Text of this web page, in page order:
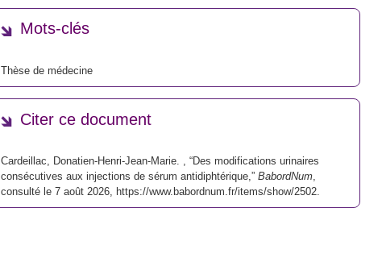
Mots-clés
Thèse de médecine
Citer ce document
Cardeillac, Donatien-Henri-Jean-Marie. , “Des modifications urinaires
consécutives aux injections de sérum antidiphtérique,” BabordNum,
consulté le 7 août 2026, https://www.babordnum.fr/items/show/2502.